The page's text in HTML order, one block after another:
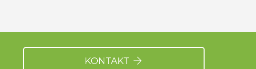
KONTAKT